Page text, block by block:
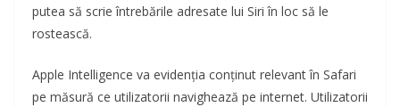
putea să scrie întrebările adresate lui Siri în loc să le
rostească.
Apple Intelligence va evidenția conținut relevant în Safari
pe măsură ce utilizatorii navighează pe internet. Utilizatorii